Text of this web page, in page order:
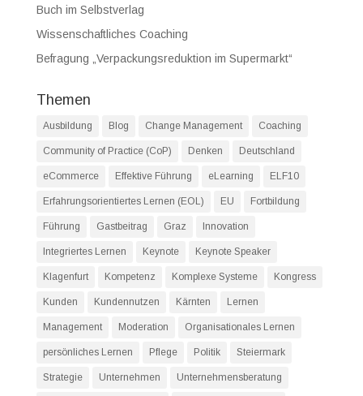
Buch im Selbstverlag
Wissenschaftliches Coaching
Befragung „Verpackungsreduktion im Supermarkt“
Themen
Ausbildung Blog Change Management Coaching
Community of Practice (CoP) Denken Deutschland
eCommerce Effektive Führung eLearning ELF10
Erfahrungsorientiertes Lernen (EOL) EU Fortbildung
Führung Gastbeitrag Graz Innovation
Integriertes Lernen Keynote Keynote Speaker
Klagenfurt Kompetenz Komplexe Systeme Kongress
Kunden Kundennutzen Kärnten Lernen
Management Moderation Organisationales Lernen
persönliches Lernen Pflege Politik Steiermark
Strategie Unternehmen Unternehmensberatung